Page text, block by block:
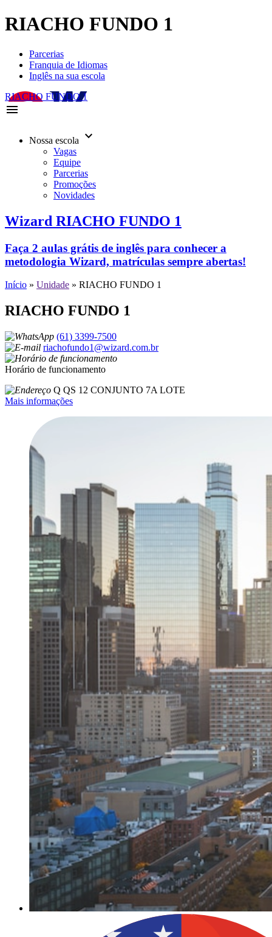
RIACHO FUNDO 1
Parcerias
Franquia de Idiomas
Inglês na sua escola
RIACHO FUNDO 1
menu
Nossa escola keyboard_arrow_down
Vagas
Equipe
Parcerias
Promoções
Novidades
Wizard RIACHO FUNDO 1
Faça 2 aulas grátis de inglês para conhecer a
metodologia Wizard, matrículas sempre abertas!
Início » Unidade » RIACHO FUNDO 1
RIACHO FUNDO 1
(61) 3399-7500
riachofundo1@wizard.com.br
Horário de funcionamento
Q QS 12 CONJUNTO 7A LOTE
Mais informações